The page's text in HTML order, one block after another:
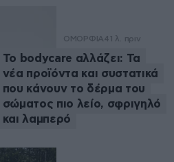
ΟΜΟΡΦΙΑ41 λ. πριν
Το bodycare αλλάζει: Τα
νέα προϊόντα και συστατικά
που κάνουν το δέρμα του
σώματος πιο λείο, σφριγηλό
και λαμπερό